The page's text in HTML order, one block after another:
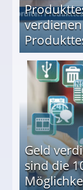
↻ Täglich neue
Geld
sind die